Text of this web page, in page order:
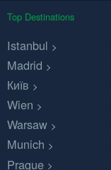
Top Destinations
Istanbul
Madrid
Київ
Wien
Warsaw
Munich
Prague